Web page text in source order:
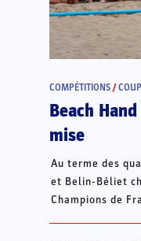
COMPÉTITIONS /
Beach
mise
Au terme des
et Belin-Béliet
Champions de